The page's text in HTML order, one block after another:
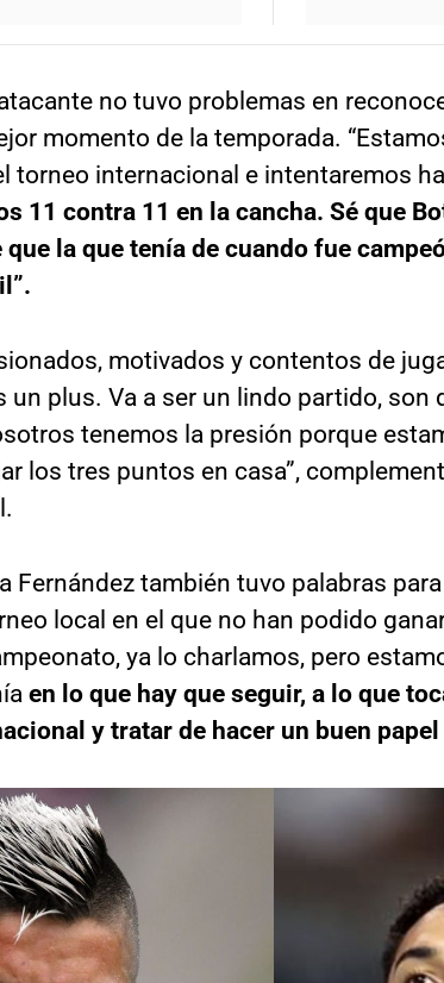
no tuvo problemas en
momento de la temporada.
torneo internacional e intentaremos
11 contra 11 en la cancha. Sé que
que la que tenía de cuando fue
motivados y contentos de
un plus. Va a ser un lindo partido, son
tenemos la presión porque
los tres puntos en casa”,
Fernández también tuvo palabras
local en el que no han podido
ya lo charlamos, pero
en lo que hay que seguir, a lo que
y tratar de hacer un buen papel